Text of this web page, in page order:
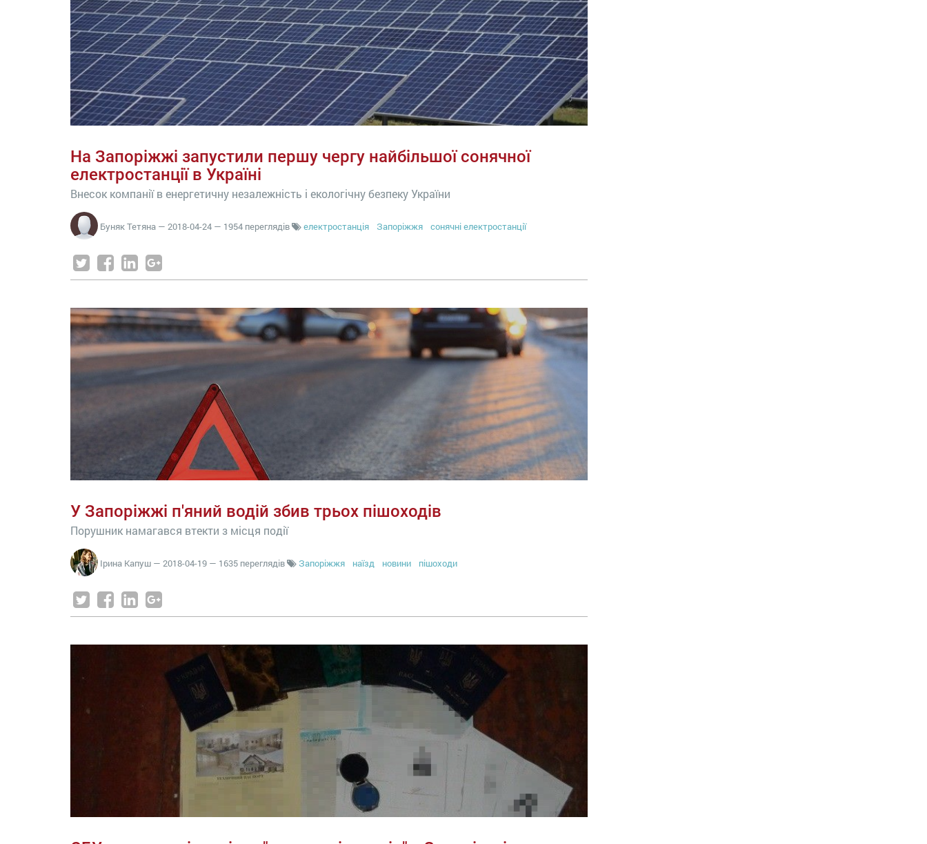
На Запоріжжі запустили першу чергу найбільшої сонячної
електростанції в Україні
Внесок компанії в енергетичну незалежність і екологічну безпеку України
Буняк Тетяна — 2018-04-24 — 1954 переглядів електростанція Запоріжжя сонячні електростанції
У Запоріжжі п'яний водій збив трьох пішоходів
Порушник намагався втекти з місця події
Ірина Капуш — 2018-04-19 — 1635 переглядів Запоріжжя наїзд новини пішоходи